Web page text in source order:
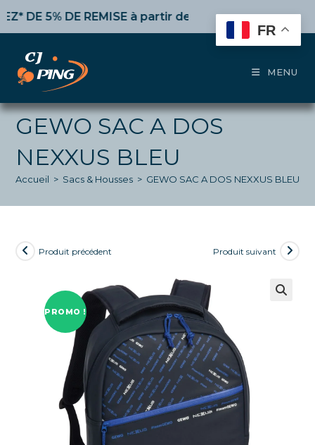
5% DE REMISEà partir de 50€ d’achat,10%dès
MENU
GEWO SAC A DOS
NEXXUS BLEU
Accueil > Sacs & Housses > GEWO SAC A DOS NEXXUS BLEU
PROMO !
Produit précédent Produit suivant
FR